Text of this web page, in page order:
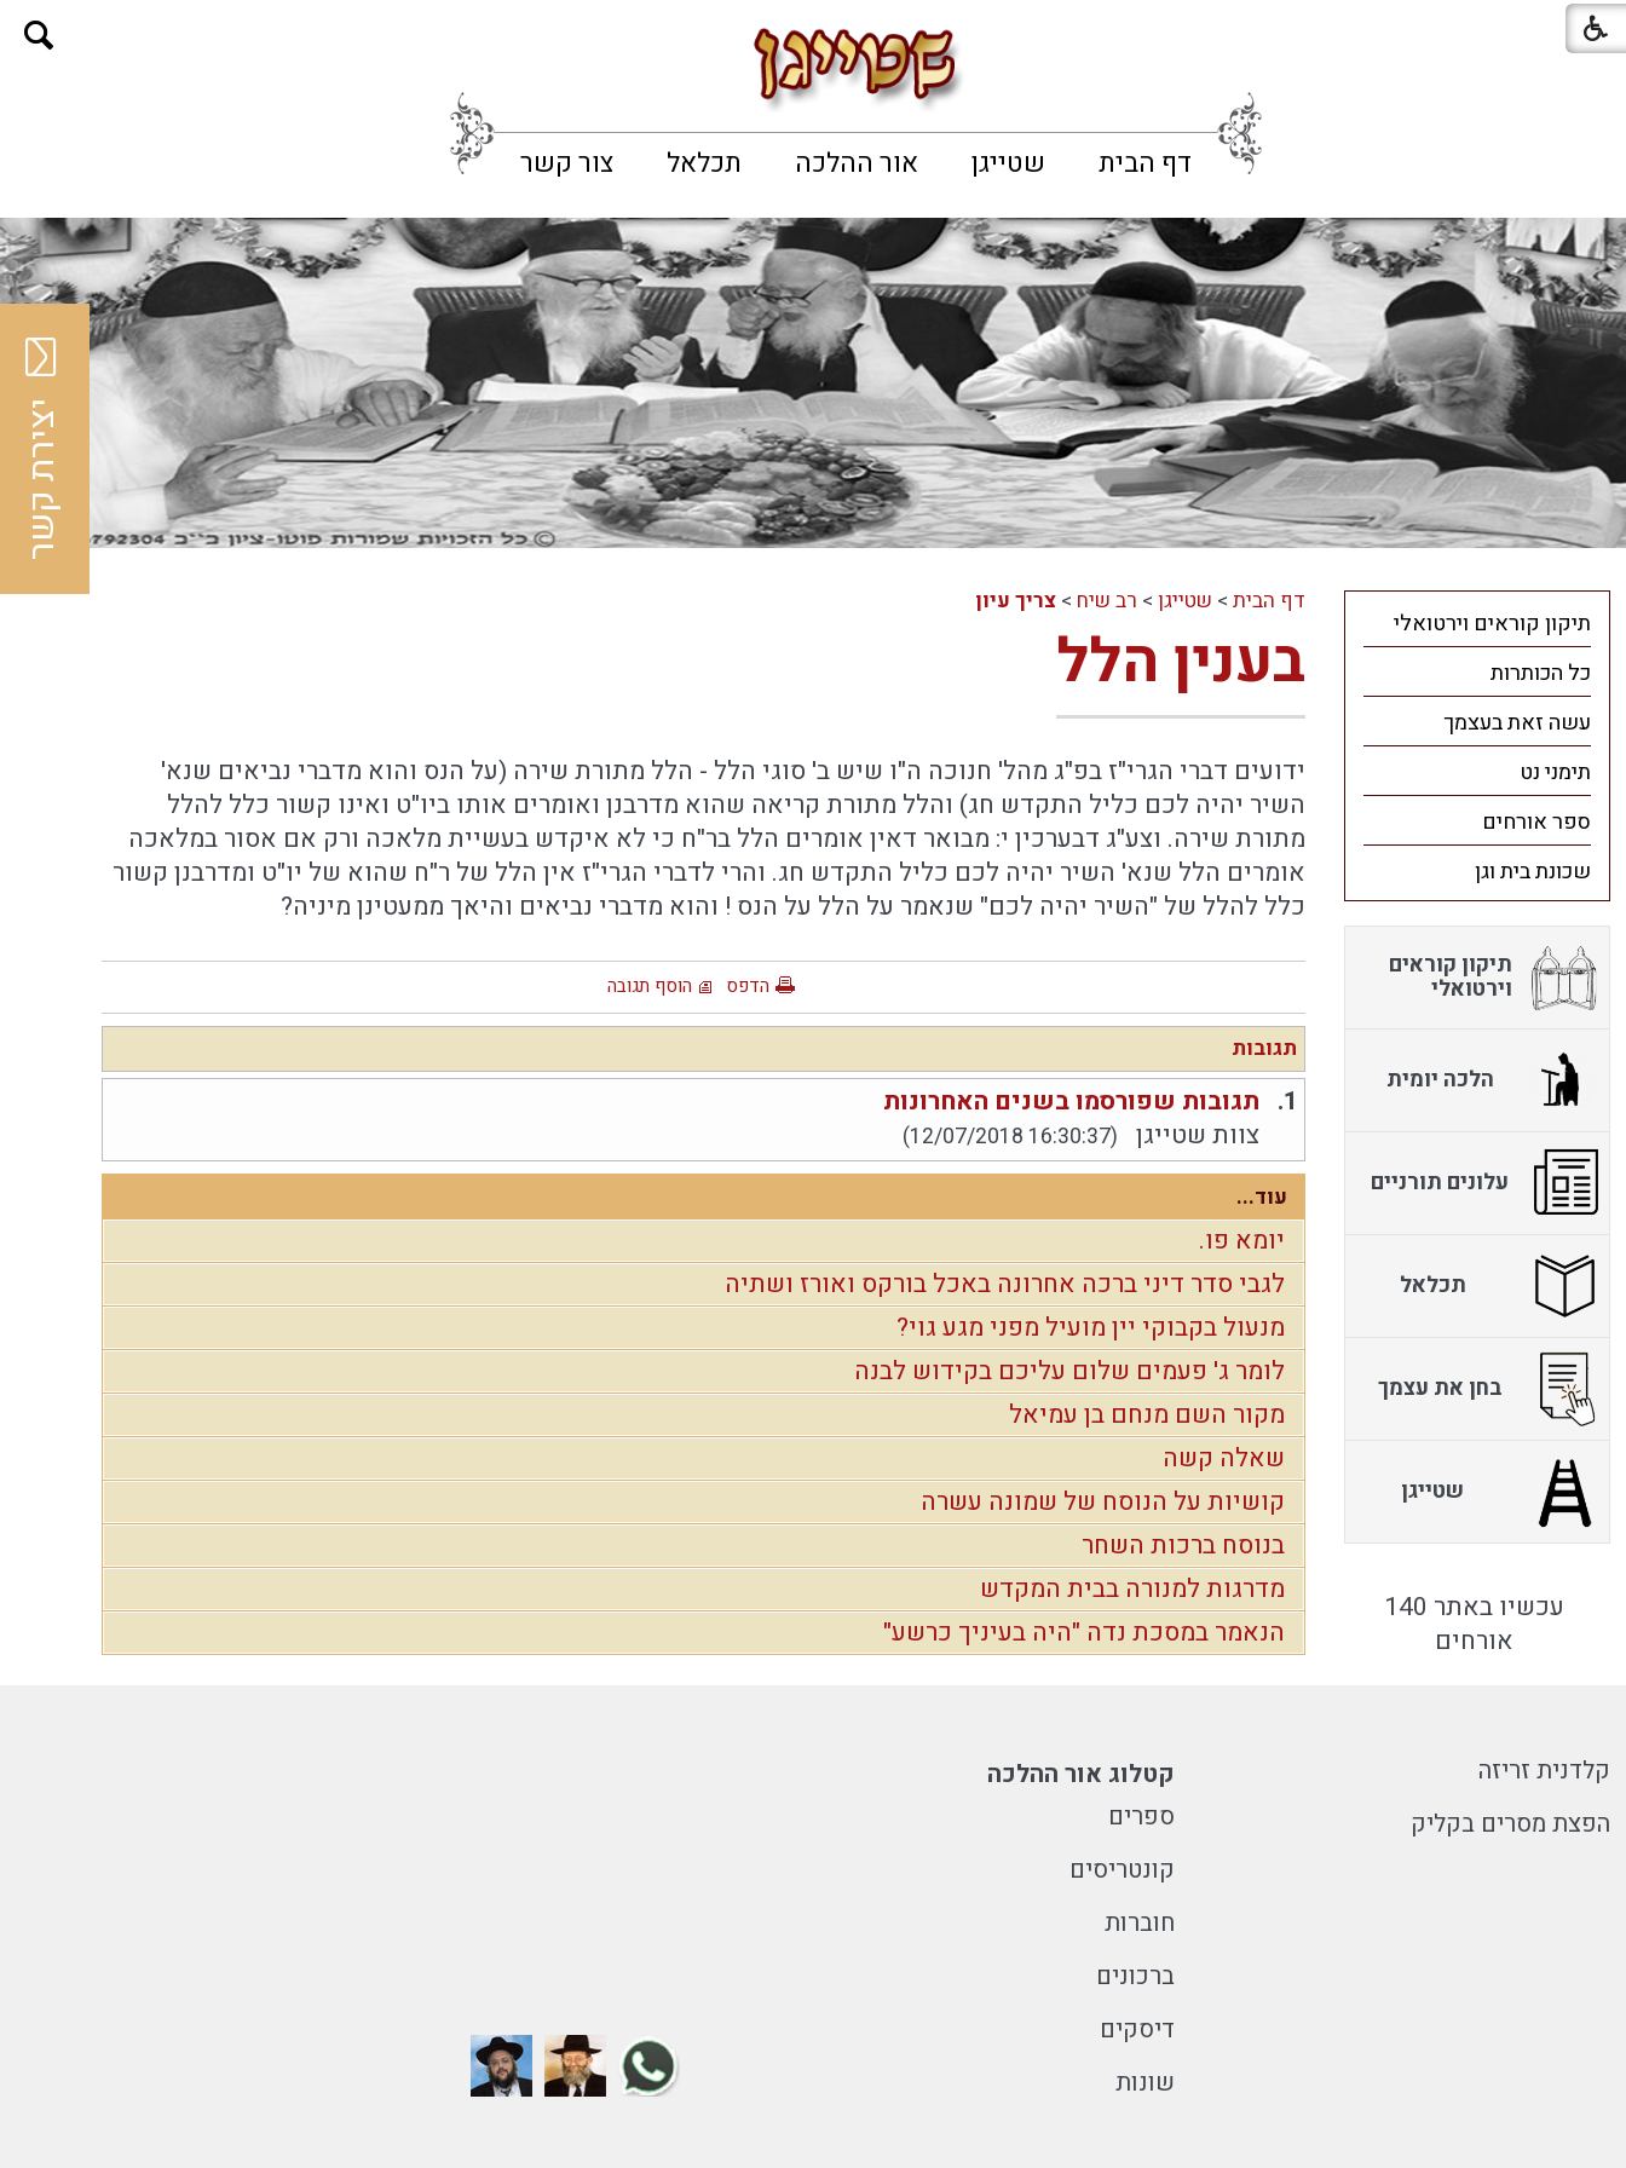
דף הבית שטייגן אור ההלכה תכלאל צור קשר
דף הבית> שטייגן> רב שיח > צריך עיון
בענין הלל
ידועים דברי הגרי"ז בפ"ג מהל' חנוכה ה"ו שיש ב' סוגי הלל - הלל מתורת שירה (על הנס והוא מדברי נביאים שנא'
השיר יהיה לכם כליל התקדש חג) והלל מתורת קריאה שהוא מדרבנן ואומרים אותו ביו"ט ואינו קשור כלל להלל
מתורת שירה. וצע"ג דבערכין י: מבואר דאין אומרים הלל בר"ח כי לא איקדש בעשיית מלאכה ורק אם אסור במלאכה
אומרים הלל שנא' השיר יהיה לכם כליל התקדש חג. והרי לדברי הגרי"ז אין הלל של ר"ח שהוא של יו"ט ומדרבנן קשור
כלל להלל של "השיר יהיה לכם" שנאמר על הלל על הנס ! והוא מדברי נביאים והיאך ממעטינן מיניה?
הדפס הוסף תגובה
תגובות
1.
תגובות שפורסמו בשנים האחרונות
צוות שטייגן (12/07/2018 16:30:37)
עוד...
יומא פו.
לגבי סדר דיני ברכה אחרונה באכל בורקס ואורז ושתיה
מנעול בקבוקי יין מועיל מפני מגע גוי?
לומר ג' פעמים שלום עליכם בקידוש לבנה
מקור השם מנחם בן עמיאל
שאלה קשה
קושיות על הנוסח של שמונה עשרה
בנוסח ברכות השחר
מדרגות למנורה בבית המקדש
הנאמר במסכת נדה "היה בעיניך כרשע"
תיקון קוראים וירטואלי
כל הכותרות
עשה זאת בעצמך
תימני נט
ספר אורחים
שכונת בית וגן
תיקון קוראים
וירטואלי
הלכה יומית
עלונים תורניים
תכלאל
בחן את עצמך
שטייגן
עכשיו באתר 140
אורחים
קלדנית זריזה
הפצת מסרים בקליק
קטלוג אור ההלכה
ספרים
קונטריסים
חוברות
ברכונים
דיסקים
שונות
יצירת קשר